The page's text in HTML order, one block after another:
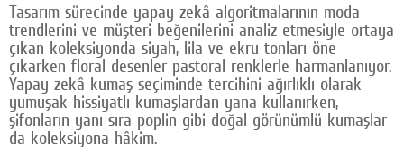
Tasarım sürecinde yapay zekâ algoritmalarının moda
trendlerini ve müşteri beğenilerini analiz etmesiyle ortaya
çıkan koleksiyonda siyah, lila ve ekru tonları öne
çıkarken floral desenler pastoral renklerle harmanlanıyor.
Yapay zekâ kumaş seçiminde tercihini ağırlıklı olarak
yumuşak hissiyatlı kumaşlardan yana kullanırken,
şifonların yanı sıra poplin gibi doğal görünümlü kumaşlar
da koleksiyona hâkim.